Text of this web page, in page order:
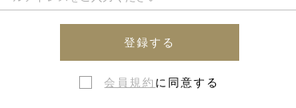
登録する
会員規約 に同意する